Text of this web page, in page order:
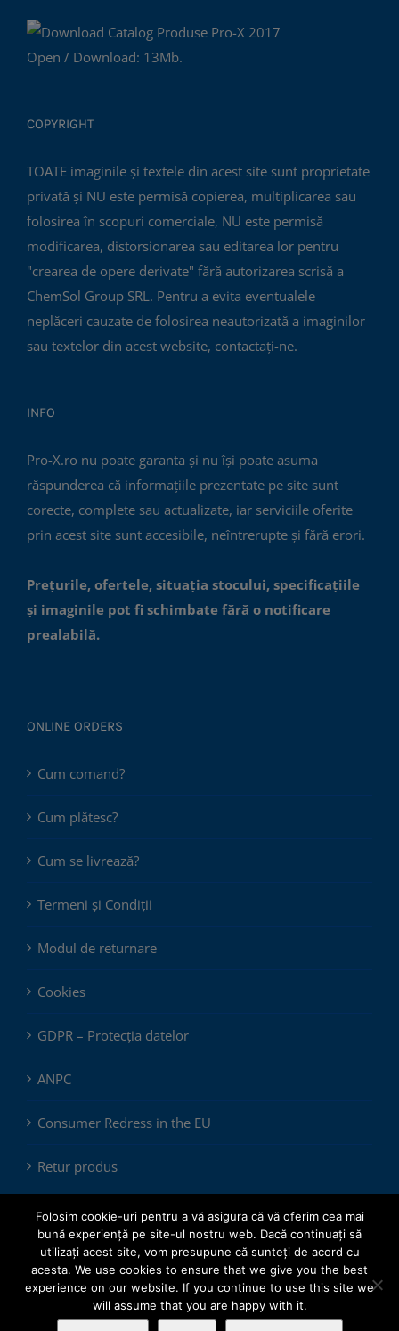
Open / Download: 13Mb.
COPYRIGHT
TOATE imaginile și textele din acest site sunt proprietate
privată și NU este permisă copierea, multiplicarea sau
folosirea în scopuri comerciale, NU este permisă
modificarea, distorsionarea sau editarea lor pentru
"crearea de opere derivate" fără autorizarea scrisă a
ChemSol Group SRL. Pentru a evita eventualele
neplăceri cauzate de folosirea neautorizată a imaginilor
sau textelor din acest website, contactați-ne.
INFO
Pro-X.ro nu poate garanta și nu își poate asuma
răspunderea că informațiile prezentate pe site sunt
corecte, complete sau actualizate, iar serviciile oferite
prin acest site sunt accesibile, neîntrerupte și fără erori.
Prețurile, ofertele, situația stocului, specificațiile
și imaginile pot fi schimbate fără o notificare
prealabilă.
ONLINE ORDERS
Cum comand?
Cum plătesc?
Cum se livrează?
Termeni și Condiții
Modul de returnare
Cookies
GDPR – Protecția datelor
ANPC
Consumer Redress in the EU
Retur produs
© Copyright 2012 -2026 | ChemSol Group SRL| All Rights
Reserved.
Folosim cookie-uri pentru a vă asigura că vă oferim cea mai
bună experiență pe site-ul nostru web. Dacă continuați să
utilizați acest site, vom presupune că sunteți de acord cu
acesta. We use cookies to ensure that we give you the best
experience on our website. If you continue to use this site we
will assume that you are happy with it.